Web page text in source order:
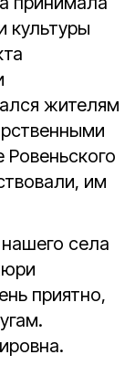
культуры
жителям
Ровеньского
им
села
приятно,